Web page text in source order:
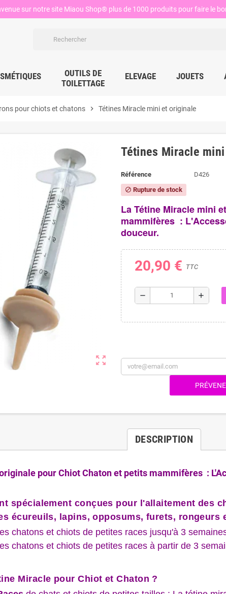
sur notre site Miaou Shop® plus de 1000 produits pour faire le
OUTILS DE
TOILETTAGE
ELEVAGE JOUETS
pour chiots et chatons chevron_right Tétines Miracle mini et originale
zoom_out_map
Tétines Miracle
Référence D426
block Rupture de stock
La Tétine Miracle mini
mammifères :
douceur.
20,90 € TTC
remove add
DESCRIPTION
pour Chiot Chaton et petits mammifères :
spécialement conçues pour l'allaitement des
écureuils, lapins, opposums, furets, rongeurs
chatons et chiots de petites races jusqu'à 3
chatons et chiots de petites races à partir de 3
Miracle pour Chiot et Chaton ?